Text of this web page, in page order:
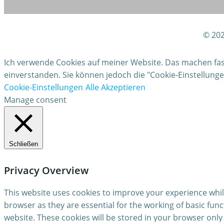
©
Ich verwende Cookies auf meiner Website. Das machen
einverstanden. Sie können jedoch die "Cookie-
Cookie-Einstellungen Alle Akzeptieren
Manage consent
Schließen
Privacy Overview
This website uses cookies to improve your experience
browser as they are essential for the working of basic
website. These cookies will be stored in your browser